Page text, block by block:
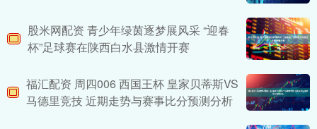
股米网配资 青少年绿茵逐梦展风采 “迎春
杯”足球赛在陕西白水县激情开赛
福汇配资 周四006 西国王杯 皇家贝蒂斯VS
马德里竞技 近期走势与赛事比分预测分析